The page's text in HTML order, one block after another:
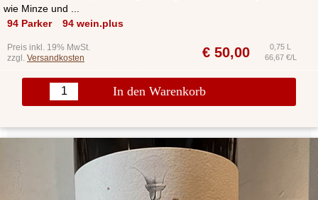
wie Minze und ...
94 Parker
94 wein.plus
Preis inkl. 19% MwSt.
zzgl. Versandkosten € 50,00
0,75 L
66,67 €/L
In den Warenkorb